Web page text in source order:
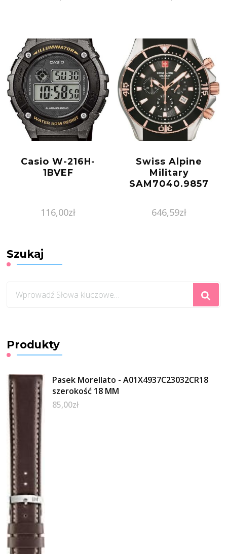
Casio W-216H-
1BVEF
116,00zł
Swiss Alpine
Military
SAM7040.9857
646,59zł
Szukaj
czegoś?
Produkty
Pasek Morellato - A01X4937C23032CR18
szerokość 18 MM
85,00zł